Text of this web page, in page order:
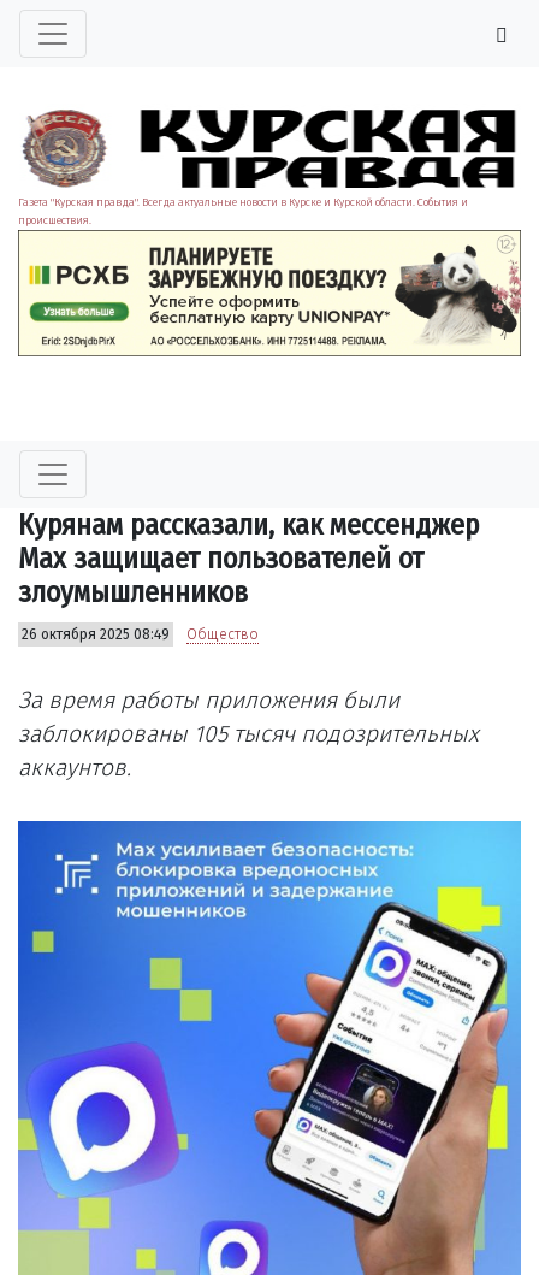
Газета "Курская правда". Всегда актуальные новости в Курске и Курской области. События и
происшествия.
Курянам рассказали, как мессенджер
Мах защищает пользователей от
злоумышленников
26 октября 2025 08:49 Общество
За время работы приложения были
заблокированы 105 тысяч подозрительных
аккаунтов.